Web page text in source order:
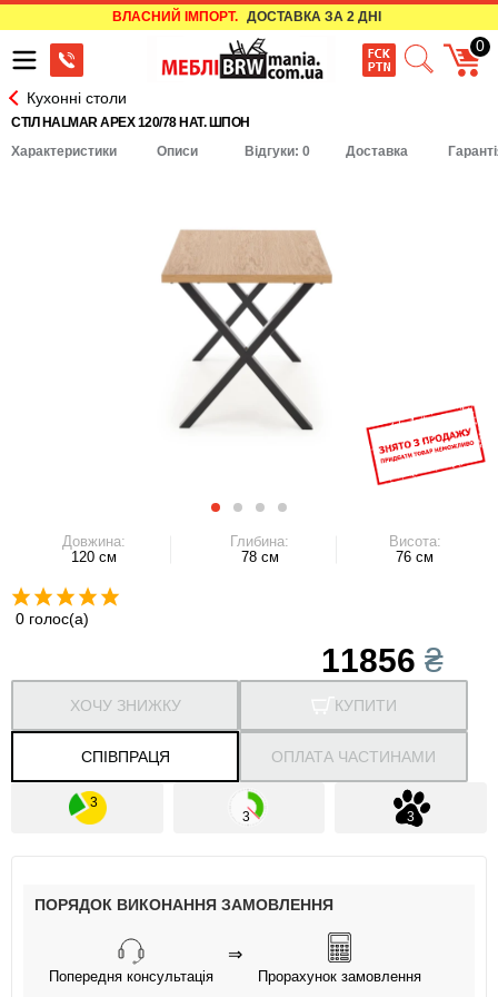
ВЛАСНИЙ ІМПОРТ. ДОСТАВКА ЗА 2 ДНІ
0
Кухонні столи
СТІЛ HALMAR APEX 120/78 НАТ. ШПОН
Характеристики
Описи Відгуки: 0 Доставка
Довжина:
120 см
Глибина:
78 см
Висота:
76 см
0 голос(а)
11856 ₴
КУПИТИ
СПІВПРАЦЯ
ХОЧУ ЗНИЖКУ
ОПЛАТА ЧАСТИНАМИ
ПОРЯДОК ВИКОНАННЯ ЗАМОВЛЕННЯ
Попередня консультація
⇒
Прорахунок замовлення